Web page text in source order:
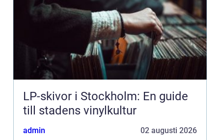
LP-skivor i Stockholm: En guide
till stadens vinylkultur
admin 02 augusti 2026